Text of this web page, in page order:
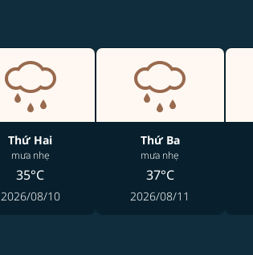
Thứ Hai
mưa nhẹ
35°C
2026/08/10
Thứ Ba
mưa nhẹ
37°C
2026/08/11